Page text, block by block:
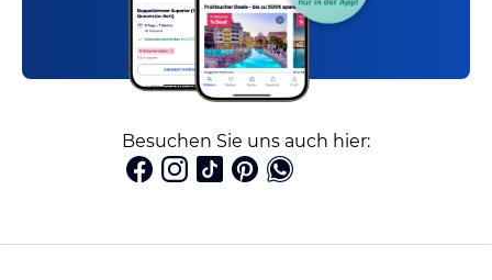
Besuchen Sie uns auch hier: